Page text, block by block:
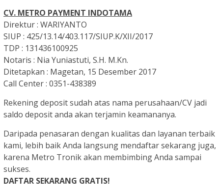
CV. METRO PAYMENT INDOTAMA
Direktur : WARIYANTO
SIUP : 425/13.14/403.117/SIUP.K/XII/2017
TDP : 131436100925
Notaris : Nia Yuniastuti, S.H. M.Kn.
Ditetapkan : Magetan, 15 Desember 2017
Call Center : 0351-438389
Rekening deposit sudah atas nama perusahaan/CV jadi
saldo deposit anda akan terjamin keamananya.
Daripada penasaran dengan kualitas dan layanan terbaik
kami, lebih baik Anda langsung mendaftar sekarang juga,
karena Metro Tronik akan membimbing Anda sampai
sukses.
DAFTAR SEKARANG GRATIS!